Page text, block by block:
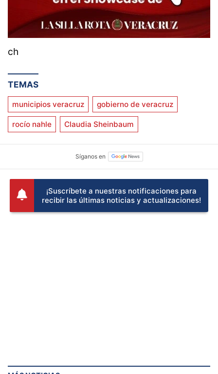
ch
TEMAS
municipios veracruz gobierno de veracruz
rocío nahle Claudia Sheinbaum
¡Suscríbete a nuestras notificaciones para
recibir las últimas noticias y actualizaciones!